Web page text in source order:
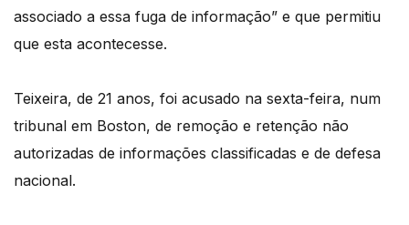
associado a essa fuga de informação” e que permitiu
que esta acontecesse.
Teixeira, de 21 anos, foi acusado na sexta-feira, num
tribunal em Boston, de remoção e retenção não
autorizadas de informações classificadas e de defesa
nacional.